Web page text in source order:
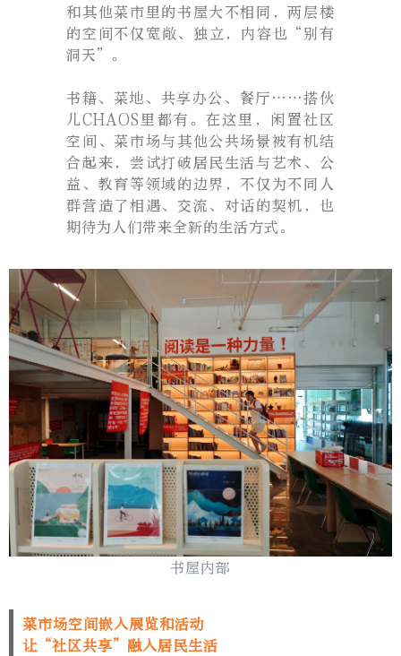
和其他菜市里的书屋大不相同，两层楼
的空间不仅宽敞、独立，内容也“别有
洞天”。
书籍、菜地、共享办公、餐厅……搭伙
儿CHAOS里都有。在这里，闲置社区
空间、菜市场与其他公共场景被有机结
合起来，尝试打破居民生活与艺术、公
益、教育等领域的边界，不仅为不同人
群营造了相遇、交流、对话的契机，也
期待为人们带来全新的生活方式。
书屋内部
菜市场空间嵌入展览和活动
让“社区共享”融入居民生活